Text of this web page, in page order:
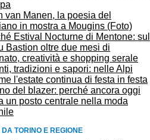
van Manen, la poesia del
in mostra a Mougins (Foto)
Estival Nocturne di Mentone: sul
Bastion oltre due mesi di
creatività e shopping serale
tradizioni e sapori: nelle Alpi
l'estate continua di festa in festa
del blazer: perché ancora oggi
un posto centrale nella moda
DA TORINO E REGIONE